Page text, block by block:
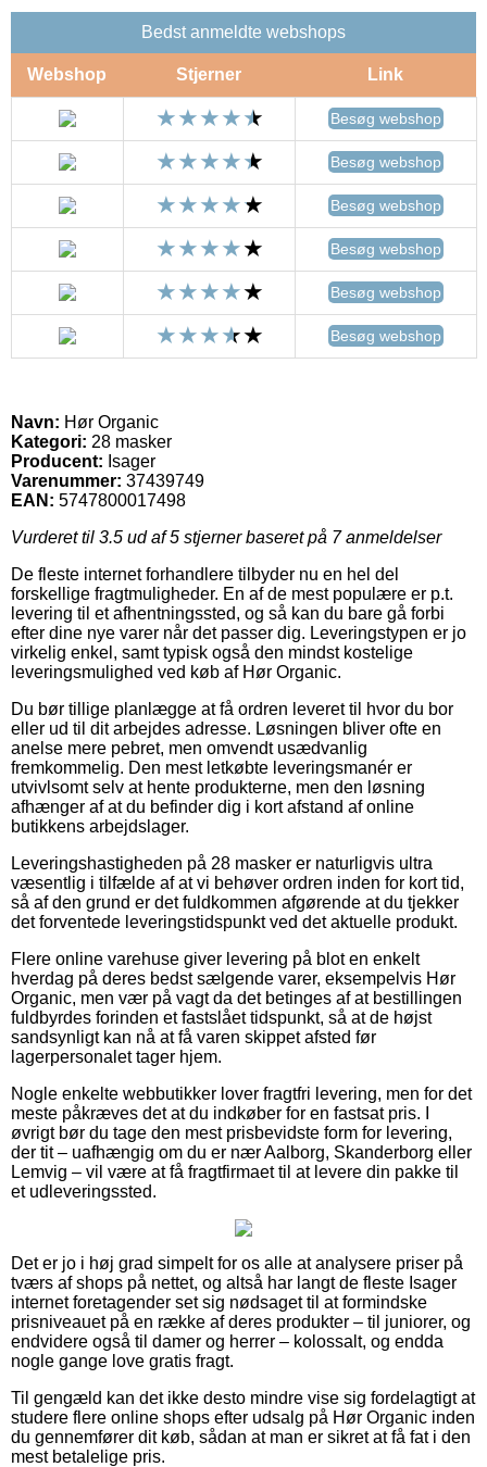
Bedst anmeldte webshops
Webshop Stjerner Link
Besøg webshop
Besøg webshop
Besøg webshop
Besøg webshop
Besøg webshop
Besøg webshop
Navn: Hør Organic
Kategori: 28 masker
Producent: Isager
Varenummer: 37439749
EAN: 5747800017498
Vurderet til 3.5 ud af 5 stjerner baseret på 7anmeldelser
De fleste internet forhandlere tilbyder nu en hel del
forskellige fragtmuligheder. En af de mest populære er p.t.
levering til et afhentningssted, og så kan du bare gå forbi
efter dine nye varer når det passer dig. Leveringstypen er jo
virkelig enkel, samt typisk også den mindst kostelige
leveringsmulighed ved køb af Hør Organic.
Du bør tillige planlægge at få ordren leveret til hvor du bor
eller ud til dit arbejdes adresse. Løsningen bliver ofte en
anelse mere pebret, men omvendt usædvanlig
fremkommelig. Den mest letkøbte leveringsmanér er
utvivlsomt selv at hente produkterne, men den løsning
afhænger af at du befinder dig i kort afstand af online
butikkens arbejdslager.
Leveringshastigheden på 28 masker er naturligvis ultra
væsentlig i tilfælde af at vi behøver ordren inden for kort tid,
så af den grund er det fuldkommen afgørende at du tjekker
det forventede leveringstidspunkt ved det aktuelle produkt.
Flere online varehuse giver levering på blot en enkelt
hverdag på deres bedst sælgende varer, eksempelvis Hør
Organic, men vær på vagt da det betinges af at bestillingen
fuldbyrdes forinden et fastslået tidspunkt, så at de højst
sandsynligt kan nå at få varen skippet afsted før
lagerpersonalet tager hjem.
Nogle enkelte webbutikker lover fragtfri levering, men for det
meste påkræves det at du indkøber for en fastsat pris. I
øvrigt bør du tage den mest prisbevidste form for levering,
der tit – uafhængig om du er nær Aalborg, Skanderborg eller
Lemvig – vil være at få fragtfirmaet til at levere din pakke til
et udleveringssted.
Det er jo i høj grad simpelt for os alle at analysere priser på
tværs af shops på nettet, og altså har langt de fleste Isager
internet foretagender set sig nødsaget til at formindske
prisniveauet på en række af deres produkter – til juniorer, og
endvidere også til damer og herrer – kolossalt, og endda
nogle gange love gratis fragt.
Til gengæld kan det ikke desto mindre vise sig fordelagtigt at
studere flere online shops efter udsalg på Hør Organic inden
du gennemfører dit køb, sådan at man er sikret at få fat i den
mest betalelige pris.